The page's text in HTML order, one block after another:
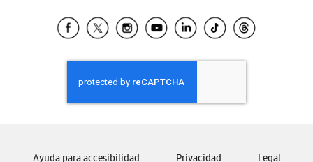
Samsung Ecuador
Samsung El Salvador
Samsung Guatemala
Samsung Honduras
Samsung Nicaragua